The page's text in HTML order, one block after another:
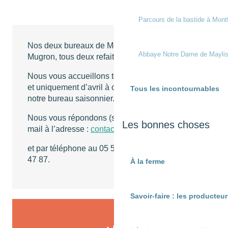
Parcours de la bastide à
Abbaye Notre Dame de Maylis
Tous les incontournables
Les bonnes choses
À la ferme
Savoir-faire : les
Nos deux bureaux de Montfort-en-Chalosse et
Mugron, tous deux refaits à neuf en 2023.
Nous vous accueillons toute l’année à Montfort
et uniquement d’avril à octobre à Mugron sur
notre bureau saisonnier.
Nous vous répondons (sous 48h maximum) par
mail à l’adresse : contact@chalosse.fr
et par téléphone au 05 58 98 58 50 ou 07 68 06
47 87.